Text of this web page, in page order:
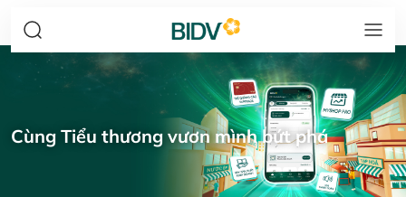
Cùng Tiểu thương vươn mình bứt phá